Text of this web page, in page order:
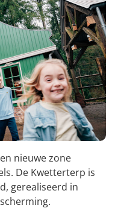
nieuwe zone
De Kwetterterp is
gerealiseerd in